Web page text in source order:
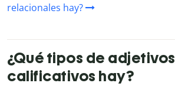
relacionales hay?
¿Qué tipos de adjetivos
calificativos hay?